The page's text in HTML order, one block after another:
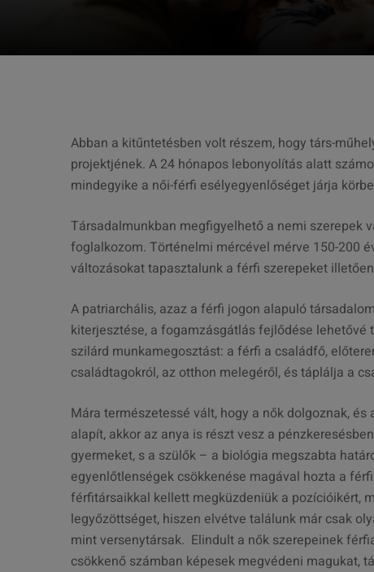
Abban a kitűntetésben volt részem, hogy társ-
projektjének. A 24 hónapos lebonyolítás alatt
mindegyike a női-férfi esélyegyenlőséget járja
Társadalmunkban megfigyelhető a nemi szerepek
foglalkozom. Történelmi mércével mérve 150-200
változásokat tapasztalunk a férfi szerepeket
A patriarchális, azaz a férfi jogon alapuló
kiterjesztése, a fogamzásgátlás fejlődése
szilárd munkamegosztást: a férfi a családfő,
családtagokról, az otthon melegéről, és táplálja a
Mára természetessé vált, hogy a nők dolgoznak,
alapít, akkor az anya is részt vesz a
gyermeket, s a szülők – a biológia megszabta
egyenlőtlenségek csökkenése magával hozta a
férfitársaikkal kellett megküzdeniük a pozícióikért,
legyőzöttséget, hiszen elvétve találunk már csak
mint versenytársak. Elindult a nők szerepeinek
csökkenő számban képesek megvédeni magukat,